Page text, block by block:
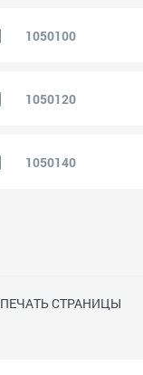
1050100
1050120
1050140
ПЕЧАТЬ СТРАНИЦЫ